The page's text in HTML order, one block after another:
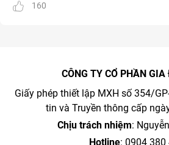
160
CÔNG TY CỔ PHẦN
Giấy phép thiết lập MXH số 354/
tin và Truyền thông cấp
Chịu trách nhiệm:
Hotline: 0904 380